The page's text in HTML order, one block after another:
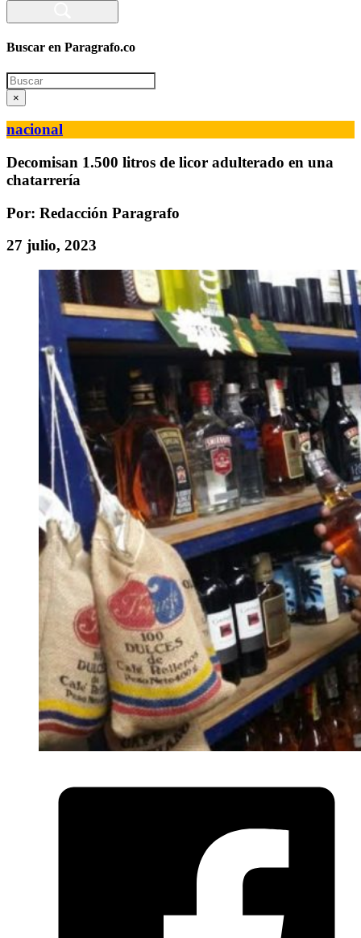
Buscar en Paragrafo.co
Search
×
nacional
Decomisan 1.500 litros de licor adulterado en una
chatarrería
Por: Redacción Paragrafo
27 julio, 2023